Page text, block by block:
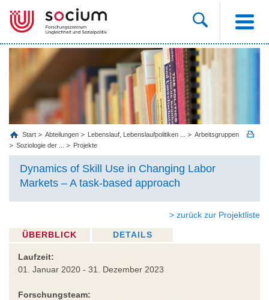
Start Abteilungen Lebenslauf, Lebenslaufpolitiken ...
Arbeitsgruppen
Soziologie der ...
Projekte
Dynamics of Skill Use in Changing Labor
Markets – A task-based approach
> zurück zur Projektliste
ÜBERBLICK DETAILS
Laufzeit:
01. Januar 2020 - 31. Dezember 2023
Forschungsteam: